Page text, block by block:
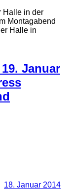
Halle in der
Montagabend
Halle in
Januar
18. Januar 2014